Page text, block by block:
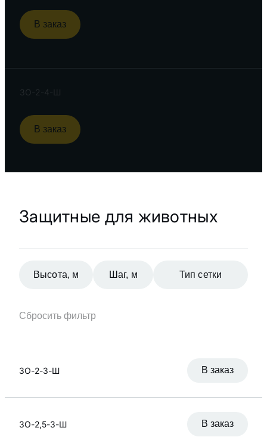
В заказ
ЗО-2-4-Ш
В заказ
Защитные для животных
Высота, м
3.00
Шаг, м Тип сетки
шарнирным
Сбросить фильтр
ЗО-2-3-Ш В заказ
ЗО-2,5-3-Ш В заказ